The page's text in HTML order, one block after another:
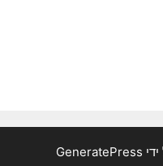
GeneratePress